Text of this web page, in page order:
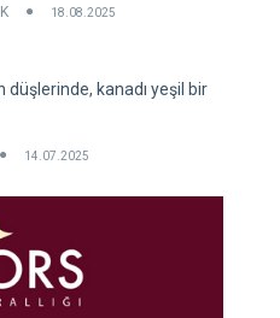
18.08.2025
düşlerinde, kanadı yeşil bir
14.07.2025